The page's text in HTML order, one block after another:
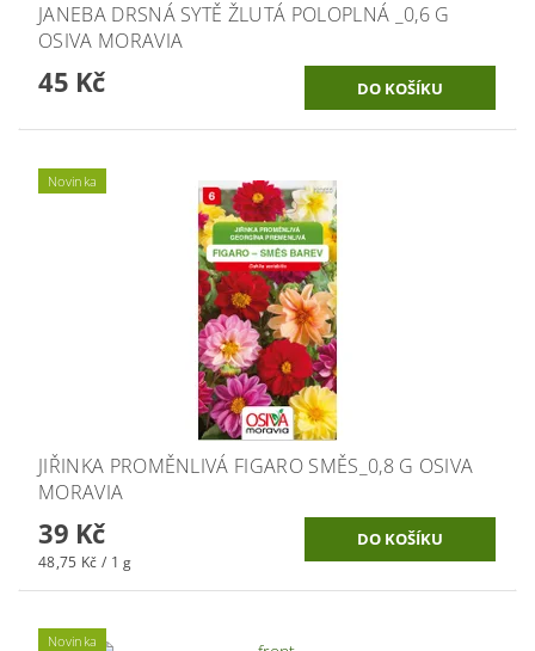
JANEBA DRSNÁ SYTĚ ŽLUTÁ POLOPLNÁ _0,6 G
OSIVA MORAVIA
45 Kč
Novinka
JIŘINKA PROMĚNLIVÁ FIGARO SMĚS_0,8 G OSIVA
MORAVIA
39 Kč
48,75 Kč / 1 g
Novinka